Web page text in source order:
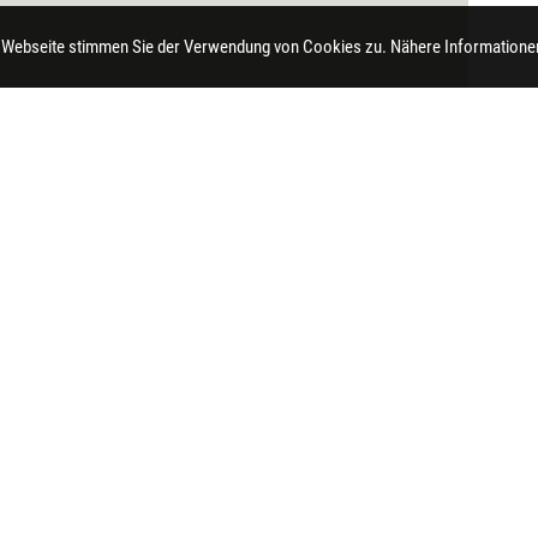
stimmen Sie der Verwendung von Cookies zu. Nähere